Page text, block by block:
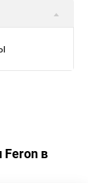
Feron в